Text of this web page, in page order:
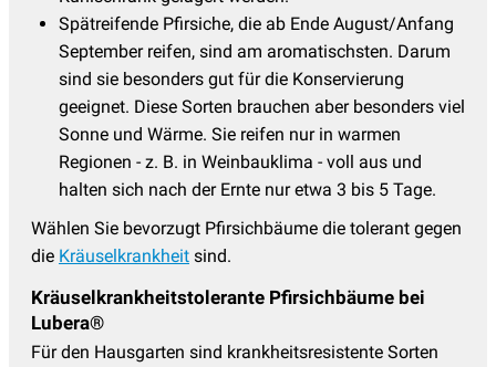
Spätreifende Pfirsiche, die ab Ende August/Anfang
September reifen, sind am aromatischsten. Darum
sind sie besonders gut für die Konservierung
geeignet. Diese Sorten brauchen aber besonders viel
Sonne und Wärme. Sie reifen nur in warmen
Regionen - z. B. in Weinbauklima - voll aus und
halten sich nach der Ernte nur etwa 3 bis 5 Tage.
Wählen Sie bevorzugt Pfirsichbäume die tolerant gegen
die Kräuselkrankheit sind.
Kräuselkrankheitstolerante Pfirsichbäume bei
Lubera®
Für den Hausgarten sind krankheitsresistente Sorten